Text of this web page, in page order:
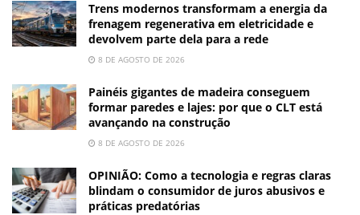
Trens modernos transformam a energia da
frenagem regenerativa em eletricidade e
devolvem parte dela para a rede
8 DE AGOSTO DE 2026
Painéis gigantes de madeira conseguem
formar paredes e lajes: por que o CLT está
avançando na construção
8 DE AGOSTO DE 2026
OPINIÃO: Como a tecnologia e regras claras
blindam o consumidor de juros abusivos e
práticas predatórias